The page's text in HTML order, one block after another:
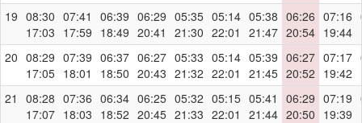
19 08:30
17:03
07:41
17:59
06:39
18:49
06:29
20:41
05:35
21:30
05:14
22:01
05:38
21:47
06:26
20:54
07:16
19:44
20 08:29
17:05
07:39
18:01
06:37
18:50
06:27
20:43
05:33
21:32
05:14
22:01
05:39
21:45
06:27
20:52
07:17
19:42
21
08:28
17:07
07:36
18:03
06:34
18:52
06:25
20:45
05:32
21:33
05:15
22:01
05:41
21:44
06:29
20:50
07:19
19:39